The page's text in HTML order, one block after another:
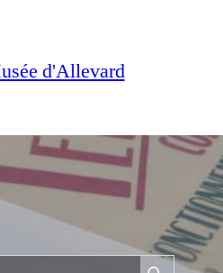
d'Allevard